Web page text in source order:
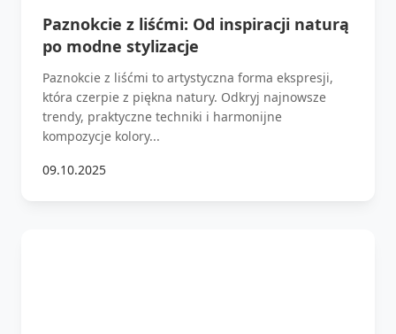
Paznokcie z liśćmi: Od inspiracji naturą
po modne stylizacje
Paznokcie z liśćmi to artystyczna forma ekspresji,
która czerpie z piękna natury. Odkryj najnowsze
trendy, praktyczne techniki i harmonijne
kompozycje kolory...
09.10.2025